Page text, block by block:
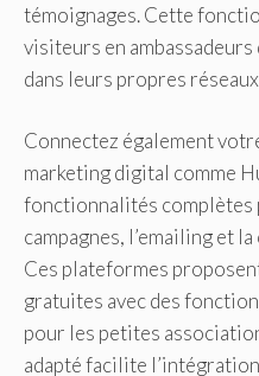
témoignages. Cette
visiteurs en
dans leurs propres
Connectez également
marketing digital comme
fonctionnalités complètes
campagnes, l’emailing et
Ces plateformes
gratuites avec des
pour les petites
adapté facilite